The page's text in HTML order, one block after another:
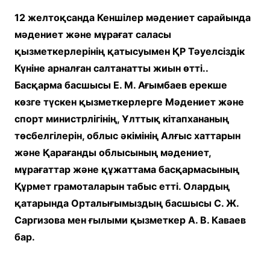
12 желтоқсанда Кеншілер мәдениет сарайында
мәдениет және мұрағат саласы
қызметкерлерінің қатысуымен ҚР Тәуелсіздік
Күніне арналған салтанатты жиын өтті..
Басқарма басшысы Е. М. Ағымбаев ерекше
көзге түскен қызметкерлерге Мәдениет және
спорт министрлігінің, Ұлттық кітапхананың
төсбелгілерін, облыс әкімінің Алғыс хаттарын
және Қарағанды облысының мәдениет,
мұрағаттар және құжаттама басқармасының
Құрмет грамоталарын табыс етті. Олардың
қатарында Орталығымыздың басшысы С. Ж.
Саргизова мен ғылыми қызметкер А. В. Каваев
бар.